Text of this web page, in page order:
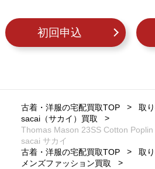
初回申込
古着・洋服の宅配買取TOP
取
sacai（サカイ）買取
Thomas Mason 23SS Cotton
sacai サカイ
古着・洋服の宅配買取TOP
取
メンズファッション買取